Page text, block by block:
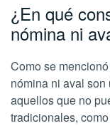
¿En qué
nómina ni
Como se
nómina ni aval
aquellos que no
tradicionales,